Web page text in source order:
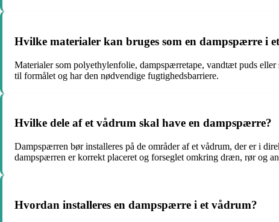
Hvilke materialer kan bruges som en dampspærre i
Materialer som polyethylenfolie, dampspærretape, vandtæt puds
til formålet og har den nødvendige fugtighedsbarriere.
Hvilke dele af et vådrum skal have en dampspærre?
Dampspærren bør installeres på de områder af et vådrum, der er i
dampspærren er korrekt placeret og forseglet omkring dræn, rør og
Hvordan installeres en dampspærre i et vådrum?